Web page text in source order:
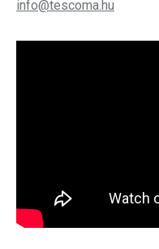
info@tescoma.hu